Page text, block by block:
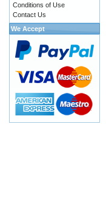
Conditions of Use
Contact Us
We Accept